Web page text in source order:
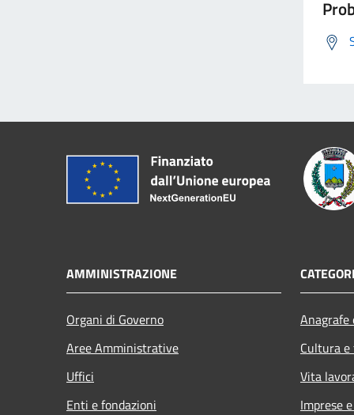
AMMINISTRAZIONE
Organi di Governo
Aree Amministrative
Uffici
Enti e fondazioni
Cultura
Vita
Imprese